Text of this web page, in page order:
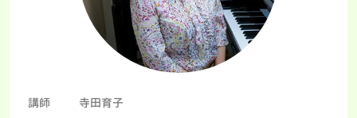
講師
寺田育子